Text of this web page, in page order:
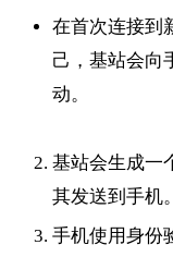
在首次连接到
己，基站会向
动。
基站会生成一
其发送到手机。
手机使用身份